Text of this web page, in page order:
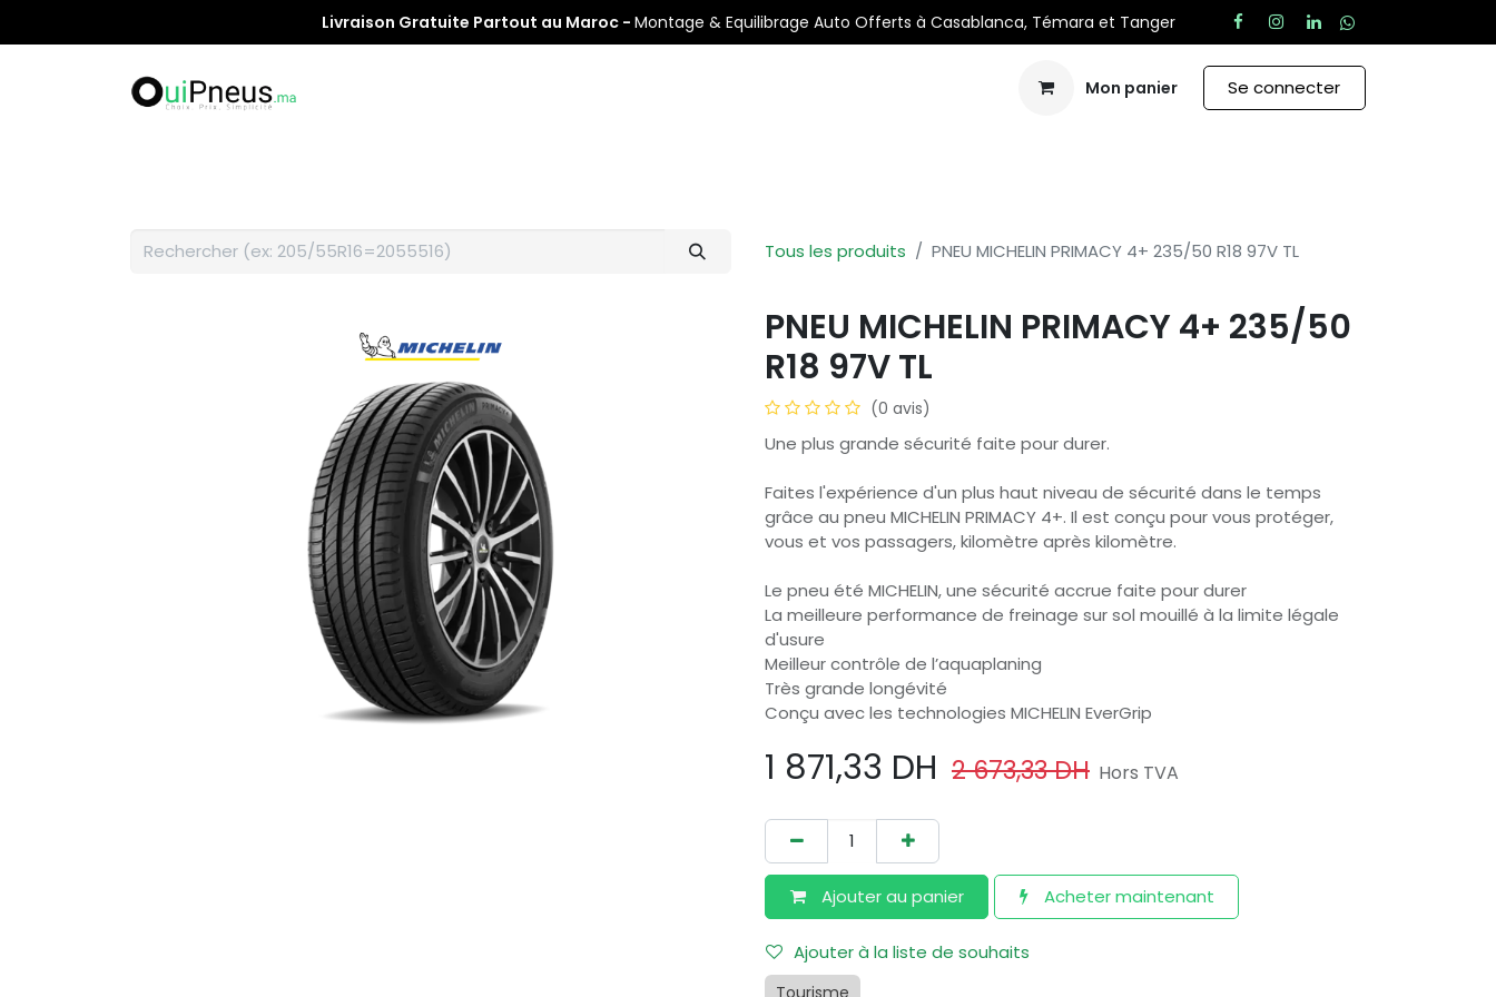
Livraison Gratuite Partout au Maroc - Montage & Equilibrage Auto Offerts à Casablanca, Témara et Tanger
Mon panier Se connecter
Tous les produits PNEU MICHELIN PRIMACY 4+ 235/50 R18 97V TL
PNEU MICHELIN PRIMACY 4+ 235/50
R18 97V TL
(0 avis)
Une plus grande sécurité faite pour durer.
Faites l'expérience d'un plus haut niveau de sécurité dans le temps
grâce au pneu MICHELIN PRIMACY 4+. Il est conçu pour vous protéger,
vous et vos passagers, kilomètre après kilomètre.
Le pneu été MICHELIN, une sécurité accrue faite pour durer
La meilleure performance de freinage sur sol mouillé à la limite légale
d'usure
Meilleur contrôle de l’aquaplaning
Très grande longévité
Conçu avec les technologies MICHELIN EverGrip
1 871,33 DH 2 673,33DH Hors TVA
Ajouter au​ panier Acheter maintenant
Ajouter à la liste de souhaits
Tourisme